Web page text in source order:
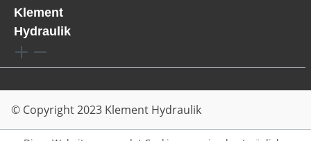
Klement
Hydraulik
© Copyright 2023 Klement Hydraulik